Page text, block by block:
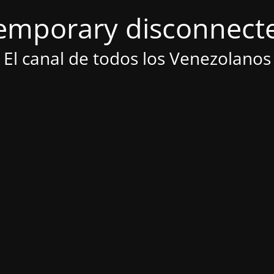
El canal de todos los Venezolanos